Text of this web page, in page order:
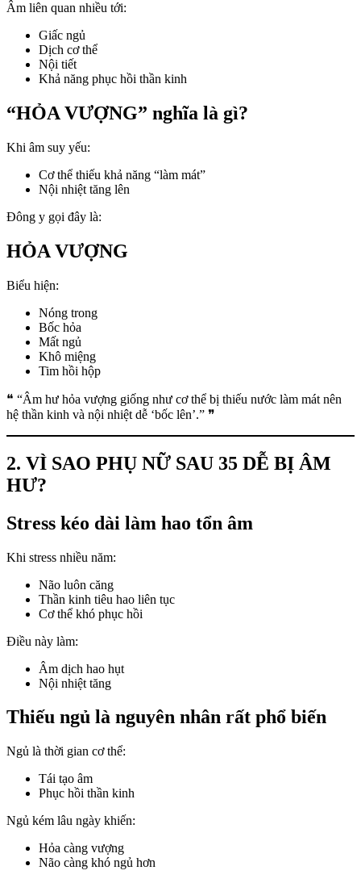
Âm liên quan nhiều tới:
Giấc ngủ
Dịch cơ thể
Nội tiết
Khả năng phục hồi thần kinh
“HỎA VƯỢNG” nghĩa là gì?
Khi âm suy yếu:
Cơ thể thiếu khả năng “làm mát”
Nội nhiệt tăng lên
Đông y gọi đây là:
HỎA VƯỢNG
Biểu hiện:
Nóng trong
Bốc hỏa
Mất ngủ
Khô miệng
Tim hồi hộp
❝ “Âm hư hỏa vượng giống như cơ thể bị thiếu nước làm mát nên
hệ thần kinh và nội nhiệt dễ ‘bốc lên’.” ❞
2. VÌ SAO PHỤ NỮ SAU 35 DỄ BỊ ÂM
HƯ?
Stress kéo dài làm hao tổn âm
Khi stress nhiều năm:
Não luôn căng
Thần kinh tiêu hao liên tục
Cơ thể khó phục hồi
Điều này làm:
Âm dịch hao hụt
Nội nhiệt tăng
Thiếu ngủ là nguyên nhân rất phổ biến
Ngủ là thời gian cơ thể:
Tái tạo âm
Phục hồi thần kinh
Ngủ kém lâu ngày khiến:
Hỏa càng vượng
Não càng khó ngủ hơn